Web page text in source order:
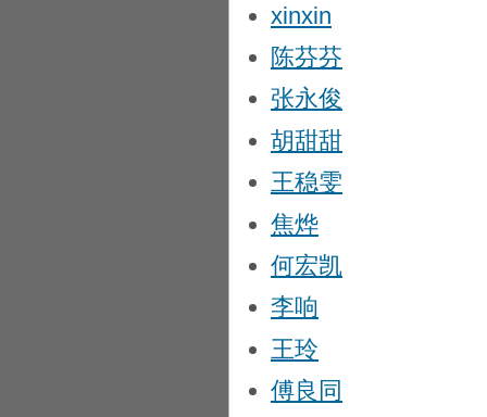
xinxin
陈芬芬
张永俊
胡甜甜
王稳雯
焦烨
何宏凯
李响
王玲
傅良同